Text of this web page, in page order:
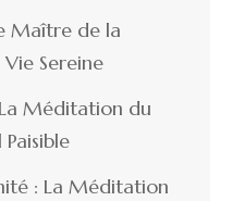
Maître de la
Sereine
Méditation du
: La Méditation